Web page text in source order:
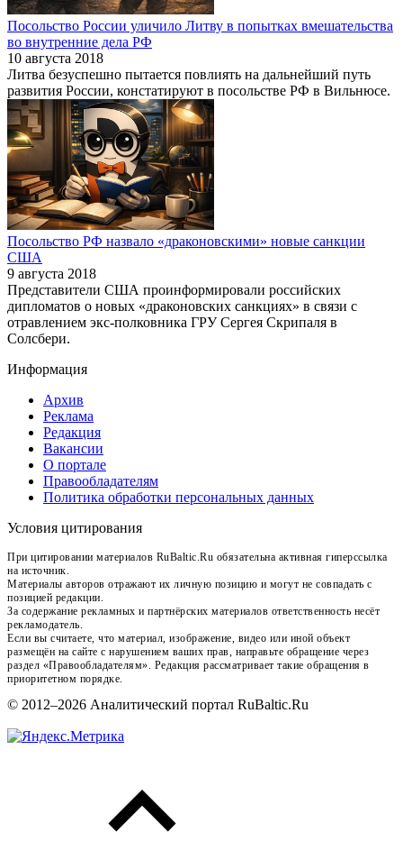
Посольство России уличило Литву в попытках вмешательства
во внутренние дела РФ
10 августа 2018
Литва безуспешно пытается повлиять на дальнейший путь
развития России, констатируют в посольстве РФ в Вильнюсе.
Посольство РФ назвало «драконовскими» новые санкции
США
9 августа 2018
Представители США проинформировали российских
дипломатов о новых «драконовских санкциях» в связи с
отравлением экс-полковника ГРУ Сергея Скрипаля в
Солсбери.
Информация
Архив
Реклама
Редакция
Вакансии
О портале
Правообладателям
Политика обработки персональных данных
Условия цитирования
При цитировании материалов RuBaltic.Ru обязательна активная гиперссылка
на источник.
Материалы авторов отражают их личную позицию и могут не совпадать с
позицией редакции.
За содержание рекламных и партнёрских материалов ответственность несёт
рекламодатель.
Если вы считаете, что материал, изображение, видео или иной объект
размещён на сайте с нарушением ваших прав, направьте обращение через
раздел «Правообладателям». Редакция рассматривает такие обращения в
приоритетном порядке.
© 2012–2026 Аналитический портал RuBaltic.Ru